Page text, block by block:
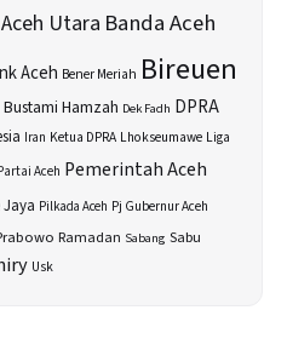
Aceh Utara Banda Aceh
Aceh Bener Meriah Bireuen
Bustami Hamzah Dek Fadh DPRA
Iran Ketua DPRA Lhokseumawe Liga
Aceh Pemerintah Aceh
Pilkada Aceh Pj Gubernur Aceh
Ramadan Sabang Sabu
Usk